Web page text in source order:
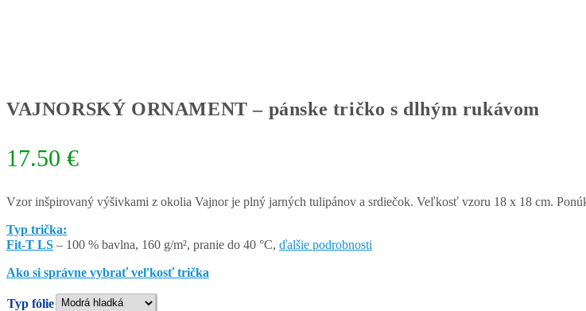
VAJNORSKÝ ORNAMENT – pánske tričko s dlhým rukávom
17.50 €
Vzor inšpirovaný výšivkami z okolia Vajnor je plný jarných tulipánov a srdiečok. Veľkosť vzoru 18 x 18 cm.
Typ trička:
Fit-T LS – 100 % bavlna, 160 g/m², pranie do 40 °C, ďalšie podrobnosti
Ako si správne vybrať veľkosť trička
Typ fólie